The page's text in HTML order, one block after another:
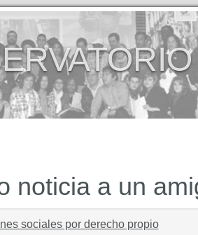
noticia a un
sociales por derecho propio